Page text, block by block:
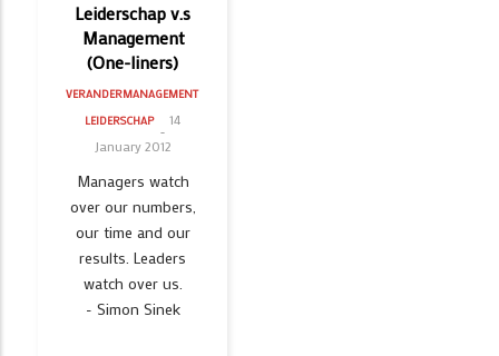
Leiderschap v.s
Management
(One-liners)
VERANDERMANAGEMENT
LEIDERSCHAP
14
January 2012
Managers watch
over our numbers,
our time and our
results. Leaders
watch over us.
- Simon Sinek